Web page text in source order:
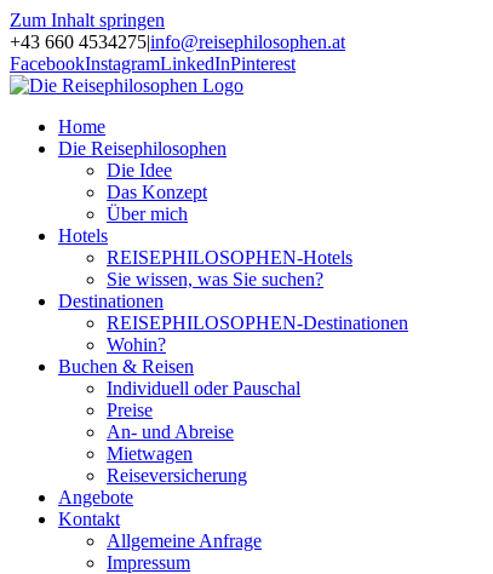
Zum Inhalt springen
+43 660 4534275|info@reisephilosophen.at
FacebookInstagramLinkedInPinterest
Home
Die Reisephilosophen
Die Idee
Das Konzept
Über mich
Hotels
REISEPHILOSOPHEN-Hotels
Sie wissen, was Sie suchen?
Destinationen
REISEPHILOSOPHEN-Destinationen
Wohin?
Buchen & Reisen
Individuell oder Pauschal
Preise
An- und Abreise
Mietwagen
Reiseversicherung
Angebote
Kontakt
Allgemeine Anfrage
Impressum